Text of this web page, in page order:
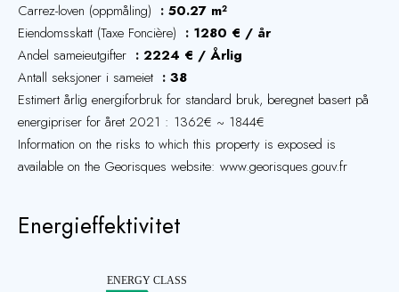
Carrez-loven (oppmåling)
50.27 m²
Eiendomsskatt (Taxe Foncière)
1280 € / år
Andel sameieutgifter
2224 € / Årlig
Antall seksjoner i sameiet
38
Estimert årlig energiforbruk for standard bruk, beregnet basert på
energipriser for året 2021 : 1362€ ~ 1844€
Information on the risks to which this property is exposed is
available on the Georisques website: www.georisques.gouv.fr
Energieffektivitet